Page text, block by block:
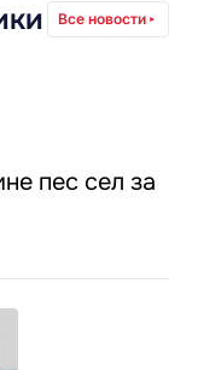
Все новости
пес сел за